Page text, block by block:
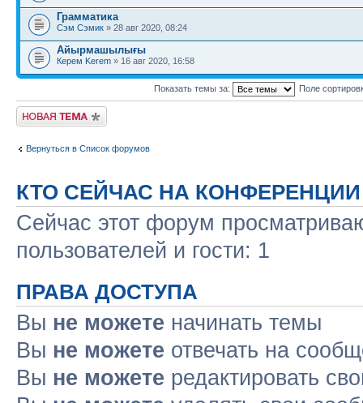
Грамматика
Сэм Сэмик » 28 авг 2020, 08:24
Айырмашылығы
Керем Kerem » 16 авг 2020, 16:58
Показать темы за: Поле
Новая тема
Вернуться в Список форумов
КТО СЕЙЧАС НА КОНФЕРЕНЦИИ
Сейчас этот форум
пользователей и гости: 1
ПРАВА ДОСТУПА
Вы не можете начинать темы
Вы не можете отвечать на
Вы не можете редактировать